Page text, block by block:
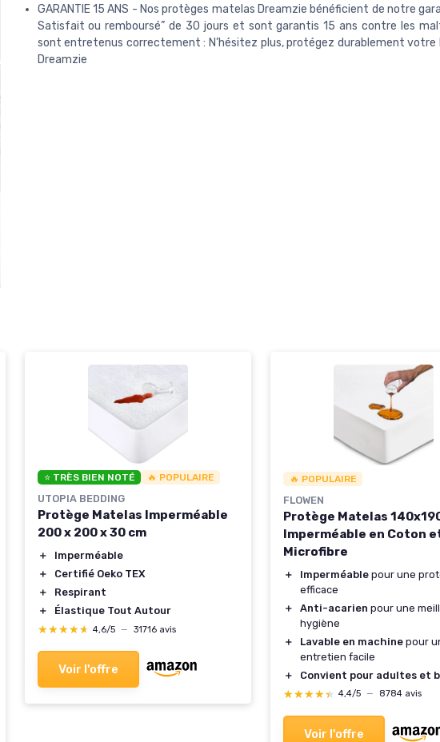
GARANTIE 15 ANS - Nos protèges matelas Dreamzie bénéficient de notre
Satisfait ou remboursé” de 30 jours et sont garantis 15 ans contre les
sont entretenus correctement : N’hésitez plus, protégez durablement votre
Dreamzie
⭐ TRÈS BIEN NOTÉ 🔥 POPULAIRE
UTOPIA BEDDING
Protège Matelas Imperméable
200 x 200 x 30 cm
＋
Imperméable
＋
Certifié Oeko TEX
＋
Respirant
＋
Élastique Tout Autour
★★★★★
★★★★★ 4,6/5 — 31716 avis
Voir l'offre
🔥 POPULAIRE
FLOWEN
Protège Matelas
Imperméable en Coton
Microfibre
＋ Imperméable pour une
efficace
＋
Anti-acarien pour une
hygiène
＋
Lavable en machine pour
entretien facile
＋
Convient pour adultes et
★★★★★
★★★★★ 4,4/5 — 8784 avis
Voir l'offre